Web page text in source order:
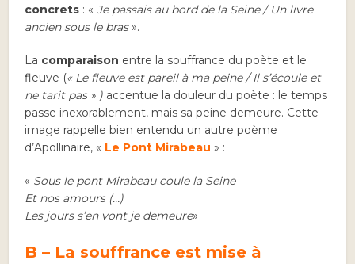
concrets : «Je passais au bord de la Seine / Un livre
ancien sous le bras».
La comparaison entre la souffrance du poète et le
fleuve (« Le fleuve est pareil à ma peine / Il s’écoule et
ne tarit pas » ) accentue la douleur du poète : le temps
passe inexorablement, mais sa peine demeure. Cette
image rappelle bien entendu un autre poème
d’Apollinaire, « Le Pont Mirabeau » :
« Sous le pont Mirabeau coule la Seine
Et nos amours (…)
Les jours s’en vont je demeure»
B – La souffrance est mise à